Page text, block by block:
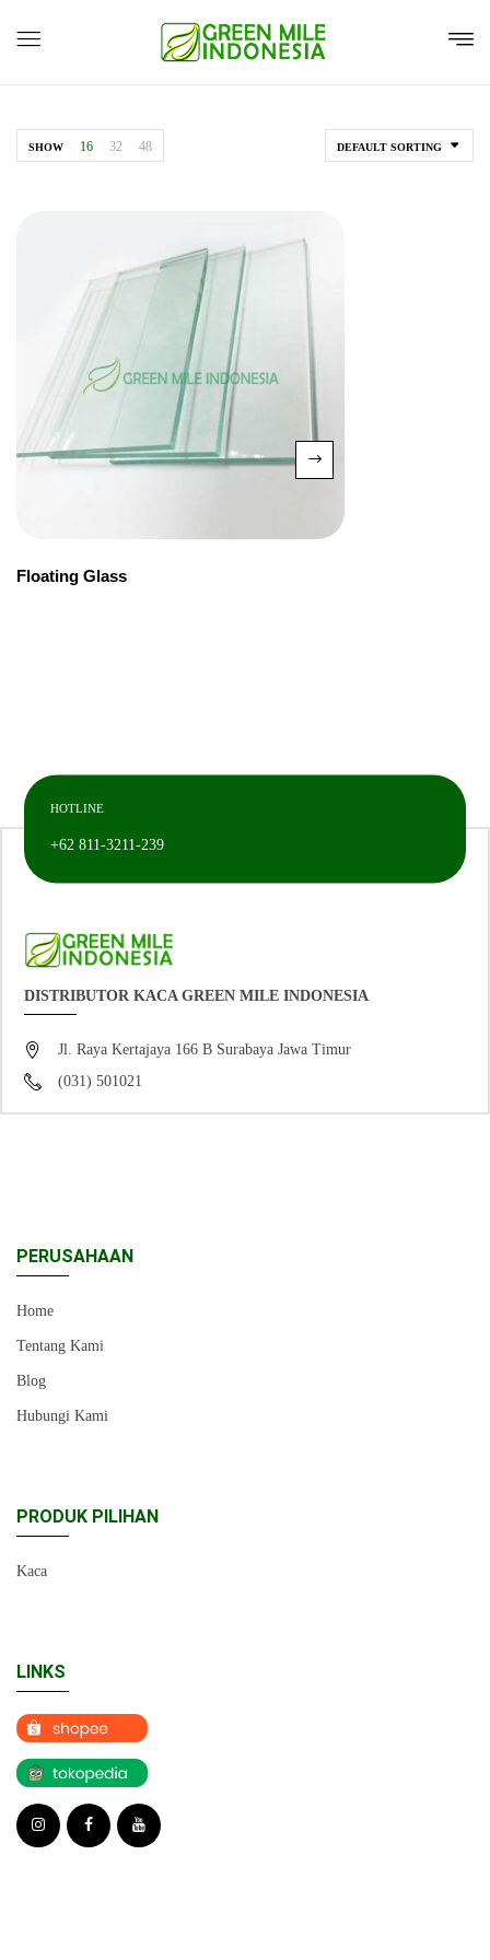
DEFAULT SORTING
SHOW 16 32 48
Floating Glass
HOTLINE
+62 811-3211-239
DISTRIBUTOR KACA GREEN MILE INDONESIA
Jl. Raya Kertajaya 166 B Surabaya Jawa Timur
(031) 501021
PERUSAHAAN
Home
Tentang Kami
Blog
Hubungi Kami
PRODUK PILIHAN
Kaca
LINKS